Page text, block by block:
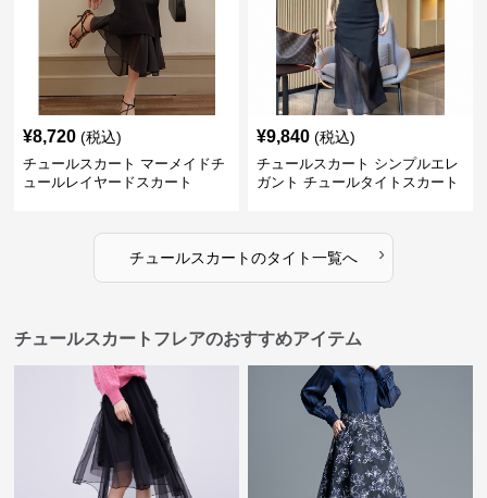
¥8,720 (税込)
チュールスカート マーメイドチ
ュールレイヤードスカート
¥9,840 (税込)
チュールスカート シンプルエレ
ガント チュールタイトスカート
チュールスカートのタイト一覧へ ›
チュールスカートフレアのおすすめアイテム